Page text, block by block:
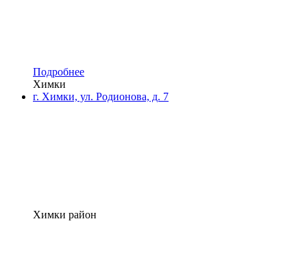
Подробнее
Химки
г. Химки, ул. Родионова, д. 7
Химки район